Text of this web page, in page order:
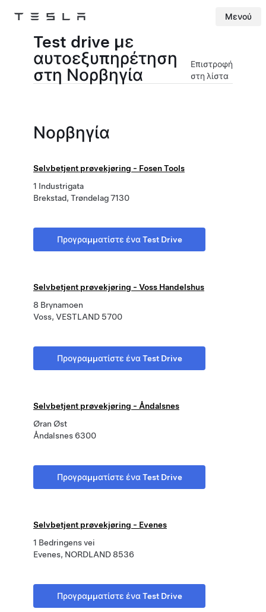
Tesla Μενού
Test drive με
αυτοεξυπηρέτηση
στη Νορβηγία
Επιστροφή
στη λίστα
Νορβηγία
Selvbetjent prøvekjøring - Fosen Tools
1 Industrigata
Brekstad, Trøndelag 7130
Προγραμματίστε ένα Test Drive
Selvbetjent prøvekjøring - Voss Handelshus
8 Brynamoen
Voss, VESTLAND 5700
Προγραμματίστε ένα Test Drive
Selvbetjent prøvekjøring - Åndalsnes
Øran Øst
Åndalsnes 6300
Προγραμματίστε ένα Test Drive
Selvbetjent prøvekjøring - Evenes
1 Bedringens vei
Evenes, NORDLAND 8536
Προγραμματίστε ένα Test Drive